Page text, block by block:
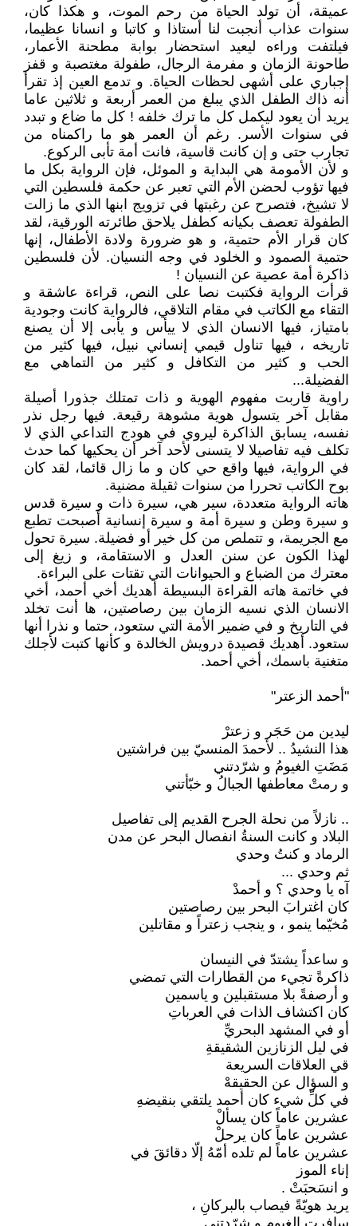
عميقة، أن تولد الحياة من رحم الموت، و هكذا كان،
سنوات عذاب أنجبت لنا أستاذا و كاتبا و انسانا عظيما،
فيلتفت وراءه ليعيد استحضار بوابة مطحنة الأعمار،
طاحونة الزمان و مفرمة الرجال، طفولة مغتصبة و قفز
إجباري على أشهى لحظات الحياة. و تدمع العين إذ تقرأ
أنه ذاك الطفل الذي يبلغ من العمر أربعة و ثلاثين عاما
يريد أن يعود ليكمل كل ما ترك خلفه ! كل ما ضاع و تبدد
في سنوات الأسر. رغم أن العمر هو ما راكمناه من
تجارب حتى و إن كانت قاسية، فانت أمة تأبى الركوع.
و لأن الأمومة هي البداية و الموئل، فإن الرواية بكل ما
فيها تؤوب لحضن الأم التي تعبر عن حكمة فلسطين التي
لا تشيخ، فتصرح عن رغبتها في تزويج ابنها الذي ما زالت
الطفولة تعصف بكيانه كطفل يلاحق طائرته الورقية، لقد
كان قرار الأم حتمية، و هو ضرورة ولادة الأطفال، إنها
حتمية الصمود و الخلود في وجه النسيان. لأن فلسطين
ذاكرة أمة عصية عن النسيان !
قرأت الرواية فكتبت نصا على النص، قراءة عاشقة و
التقاء مع الكاتب في مقام التلاقي، فالرواية كانت وجودية
بامتياز، فيها الانسان الذي لا ييأس و يأبى إلا أن يصنع
تاريخه ، فيها تناول قيمي إنساني نبيل، فيها كثير من
الحب و كثير من التكافل و كثير من التماهي مع
الفضيلة...
راوية قاربت مفهوم الهوية و ذات تمتلك جذورا أصيلة
مقابل آخر يتسول هوية مشوهة رقيعة. فيها رجل نذر
نفسه، يسابق الذاكرة ليروي في هودج التداعي الذي لا
تكلف فيه تفاصيلا لا يتسنى لأحد آخر أن يحكيها كما حدث
في الرواية، فيها واقع حي كان و ما زال قائما، لقد كان
بوح الكاتب تحررا من سنوات ثقيلة مضنية.
هاته الرواية متعددة، سير هي، سيرة ذات و سيرة قدس
و سيرة وطن و سيرة أمة و سيرة إنسانية أصبحت تطبع
مع الجريمة، و تتملص من كل خير أو فضيلة. سيرة تحول
لهذا الكون عن سنن العدل و الاستقامة، و زيغ إلى
معترك من الضباع و الحيوانات التي تقتات على البراءة.
في خاتمة هاته القراءة البسيطة أهديك أخي أحمد، أخي
الانسان الذي نسيه الزمان بين رصاصتين، ها أنت تخلد
في التاريخ و في ضمير الأمة التي ستعود، حتما و نذرا أنها
ستعود. أهديك قصيدة درويش الخالدة و كأنها كتبت لأجلك
متغنية باسمك، أخي أحمد.
"أحمد الزعتر"
ليدين من حَجَر و زعترْ
هذا النشيدُ .. لأحمدَ المنسيّ بين فراشتين
مَضَتِ الغيومُ و شرّدتني
و رمتْ معاطفها الجبالُ و خبّأتني
.. نازلاً من نحلة الجرح القديم إلى تفاصيل
البلاد و كانت السنةُ انفصال البحر عن مدن
الرماد و كنتُ وحدي
ثم وحدي ...
آه يا وحدي ؟ و أحمدْ
كان اغترابَ البحر بين رصاصتين
مُخيّما ينمو ، و ينجب زعتراً و مقاتلين
و ساعداً يشتدّ في النيسان
ذاكرةً تجيء من القطارات التي تمضي
و أرصفةً بلا مستقبلين و ياسمين
كان اكتشاف الذات في العرباتِ
أو في المشهد البحريِّ
في ليل الزنازين الشقيقةِ
قي العلاقات السريعة
و السؤال عن الحقيقهْ
في كلِّ شيء كان أحمد يلتقي بنقيضهِ
عشرين عاماً كان يسألْ
عشرين عاماً كان يرحلْ
عشرين عاماً لم تلده أمّهُ إلّا دقائقَ في
إناء الموز
و انسَحبَتْ .
يريد هويّةً فيصاب بالبركانِ ،